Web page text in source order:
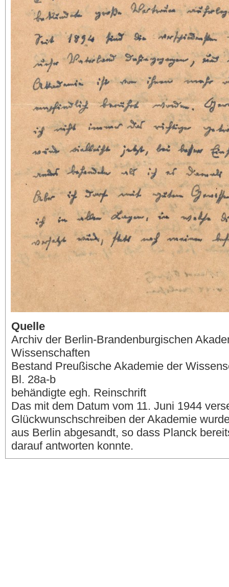
Quelle
Archiv der Berlin-Brandenburgischen
Wissenschaften
Bestand Preußische Akademie der
Bl. 28a-b
behändigte egh. Reinschrift
Das mit dem Datum vom 11. Juni 1944
Glückwunschschreiben der Akademie
aus Berlin abgesandt, so dass Planck
darauf antworten konnte.